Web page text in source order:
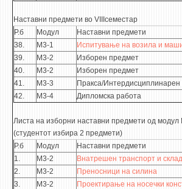
Наставни предмети во VIIIсеместар
Р.б
Модул Наставни предмети
38.
М3-1 Испитување на возила и
39.
М3-2 Изборен предмет
40.
М3-2 Изборен предмет
41.
М3-3 Пракса/Интердисциплинарен
42.
М3-4 Дипломска работа
Листа на изборни наставни предмети од модул
(студентот избира 2 предмети)
Р.б
Модул Наставни предмети
1.
М3-2 Внатрешен транспорт и
2.
М3-2 Преносници на силина
3.
М3-2 Проектирање на носечки